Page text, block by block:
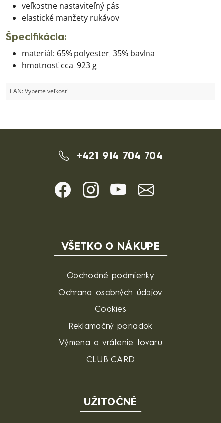
veľkostne nastaviteľný pás
elastické manžety rukávov
Špecifikácia:
materiál: 65% polyester, 35% bavlna
hmotnosť cca: 923 g
EAN:Vyberte veľkosť
+421 914 704 704
VŠETKO O NÁKUPE
Obchodné podmienky
Ochrana osobných údajov
Cookies
Reklamačný poriadok
Výmena a vrátenie tovaru
CLUB CARD
UŽITOČNÉ